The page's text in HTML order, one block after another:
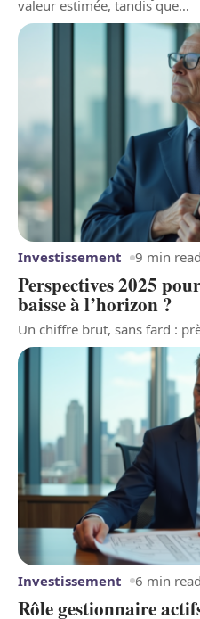
valeur estimée, tandis que…
Perspectives 2025
baisse à l’horizon ?
Un chiffre brut, sans fard :
Investissement 9 min read
Rôle gestionnaire
Investissement 6 min read